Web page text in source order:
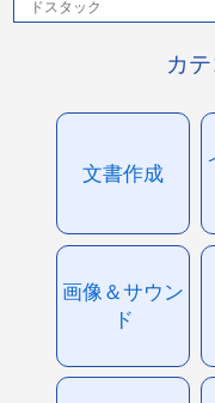
ドスタック
カ
文書作成
画像＆サウン
ド